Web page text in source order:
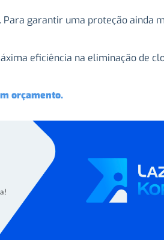
garantir uma proteção ainda
eficiência na eliminação de
orçamento.